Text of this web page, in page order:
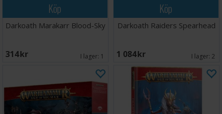
Köp
Darkoath Marakarr Blood-Sky
314 SEK I lager: 1
Köp
Darkoath Raiders Spearhead
1 084 SEK I lager: 2